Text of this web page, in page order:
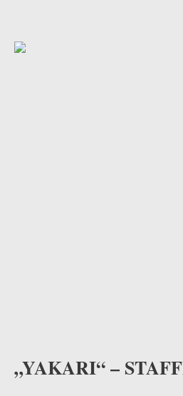
„YAKARI“ –